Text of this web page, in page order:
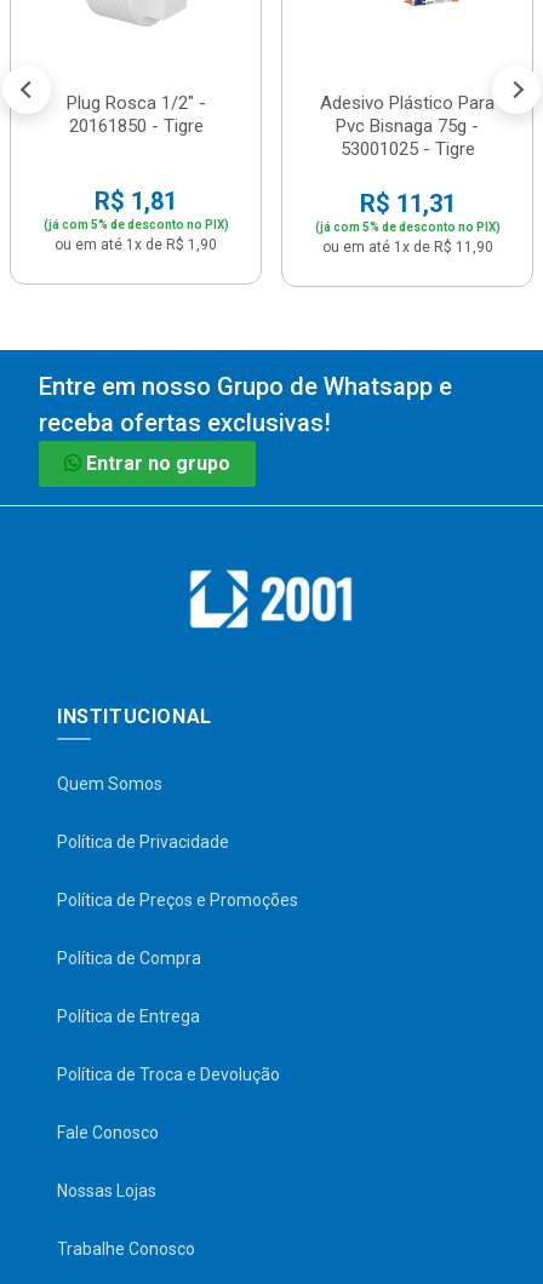
Plug Rosca 1/2" -
20161850 - Tigre
R$ 1,81
(já com 5% de desconto no PIX)
ou em até 1x de R$ 1,90
Adesivo Plástico Para
Pvc Bisnaga 75g -
53001025 - Tigre
R$ 11,31
(já com 5% de desconto no PIX)
ou em até 1x de R$ 11,90
Entre em nosso Grupo de Whatsapp e
receba ofertas exclusivas!
Entrar no grupo
INSTITUCIONAL
Quem Somos
Política de Privacidade
Política de Preços e Promoções
Política de Compra
Política de Entrega
Política de Troca e Devolução
Fale Conosco
Nossas Lojas
Trabalhe Conosco